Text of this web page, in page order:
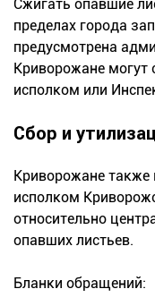
Сжигать опавшие
пределах города
предусмотрена
Криворожане могут
исполком или
Сбор и
Криворожане также
исполком
относительно
опавших листьев.
Бланки обращений: